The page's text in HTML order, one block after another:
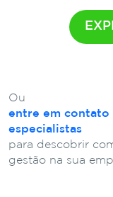
Ou
entre em contato
especialistas
para descobrir
gestão na sua